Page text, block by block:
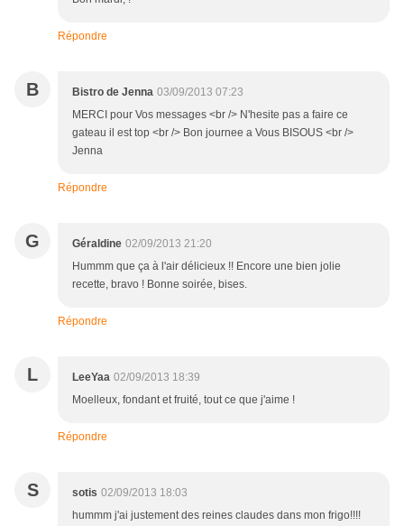
Répondre
B Bistro de Jenna 03/09/2013 07:23
MERCI pour Vos messages <br /> N'hesite pas a faire ce
gateau il est top <br /> Bon journee a Vous BISOUS <br />
Jenna
Répondre
G Géraldine 02/09/2013 21:20
Hummm que ça à l'air délicieux !! Encore une bien jolie
recette, bravo ! Bonne soirée, bises.
Répondre
L LeeYaa 02/09/2013 18:39
Moelleux, fondant et fruité, tout ce que j'aime !
Répondre
S sotis 02/09/2013 18:03
hummm j'ai justement des reines claudes dans mon frigo!!!!